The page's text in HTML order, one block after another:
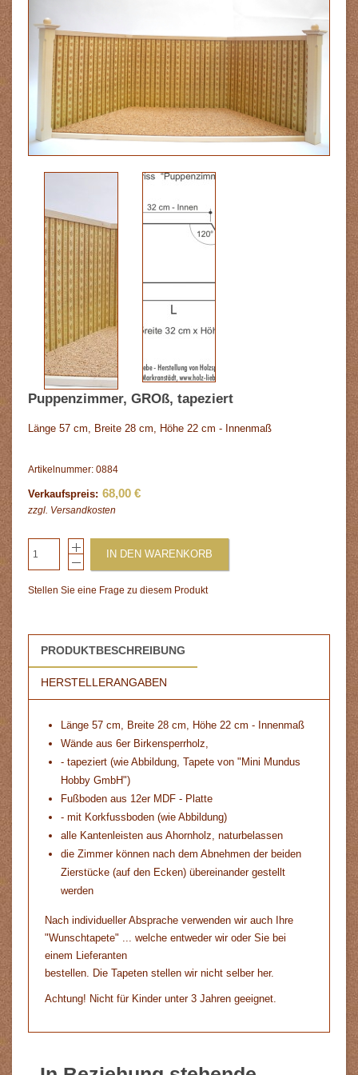
Puppenzimmer, GROß, tapeziert
Länge 57 cm, Breite 28 cm, Höhe 22 cm - Innenmaß
Artikelnummer: 0884
Verkaufspreis: 68,00 €
zzgl. Versandkosten
IN DEN WARENKORB
Stellen Sie eine Frage zu diesem Produkt
PRODUKTBESCHREIBUNG
HERSTELLERANGABEN
Länge 57 cm, Breite 28 cm, Höhe 22 cm - Innenmaß
Wände aus 6er Birkensperrholz,
- tapeziert (wie Abbildung, Tapete von "Mini Mundus
Hobby GmbH")
Fußboden aus 12er MDF - Platte
- mit Korkfussboden (wie Abbildung)
alle Kantenleisten aus Ahornholz, naturbelassen
die Zimmer können nach dem Abnehmen der beiden
Zierstücke (auf den Ecken) übereinander gestellt
werden
Nach individueller Absprache verwenden wir auch Ihre
"Wunschtapete" ... welche entweder wir oder Sie bei
einem Lieferanten
bestellen. Die Tapeten stellen wir nicht selber her.
Achtung! Nicht für Kinder unter 3 Jahren geeignet.